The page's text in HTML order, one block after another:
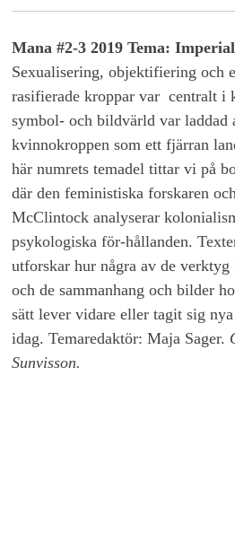
Mana #2-3 2019 Tema:
Sexualisering, objektifiering och
rasifierade kroppar var centralt i
symbol- och bildvärld var laddad
kvinnokroppen som ett fjärran
här numrets temadel tittar vi på
där den feministiska forskaren
McClintock analyserar
psykologiska för-hållanden.
utforskar hur några av de
och de sammanhang och bilder
sätt lever vidare eller tagit sig
idag. Temaredaktör: Maja Sager.
Sunvisson.